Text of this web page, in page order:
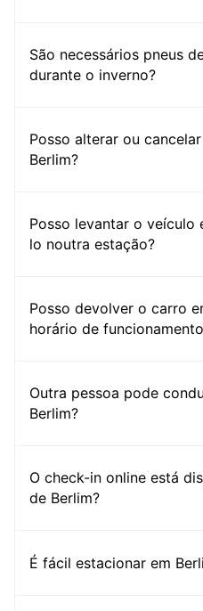
São necessários pneus
durante o inverno?
Posso alterar ou
Berlim?
Posso levantar o veículo
lo noutra estação?
Posso devolver o carro
horário de
Outra pessoa pode
Berlim?
O check-in online está
de Berlim?
É fácil estacionar em